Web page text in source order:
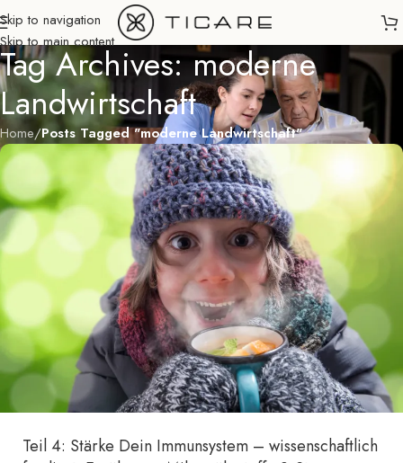
Skip to navigation
Skip to main content
Tag Archives: moderne
Landwirtschaft
Home/Posts Tagged "moderne Landwirtschaft"
Teil 4: Stärke Dein Immunsystem – wissenschaftlich